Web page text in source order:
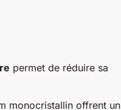
permet de réduire sa
monocristallin offrent un